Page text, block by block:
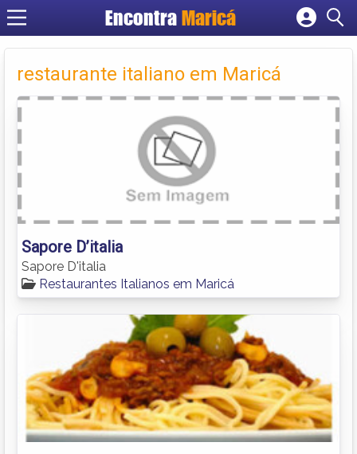
EncontraMaricá
Cadastrar empresa
Criar conta
restaurante italiano em Maricá
Sapore D’italia
Sapore D'italia
Restaurantes Italianos em Maricá